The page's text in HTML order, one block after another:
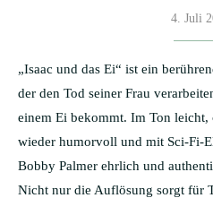
4. Juli
„Isaac und das Ei“ ist ein
der den Tod seiner Frau
einem Ei bekommt. Im Ton
wieder humorvoll und mit Sci-Fi-
Bobby Palmer ehrlich und
Nicht nur die Auflösung sorgt für